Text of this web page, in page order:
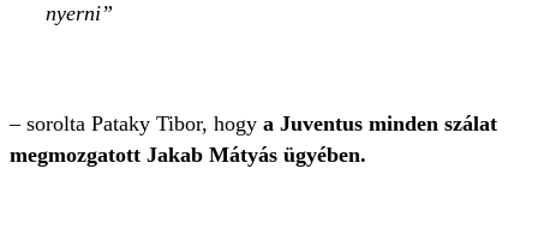
nyerni
– sorolta Pataky Tibor, hogy a Juventus minden szálat
megmozgatott Jakab Mátyás ügyében.